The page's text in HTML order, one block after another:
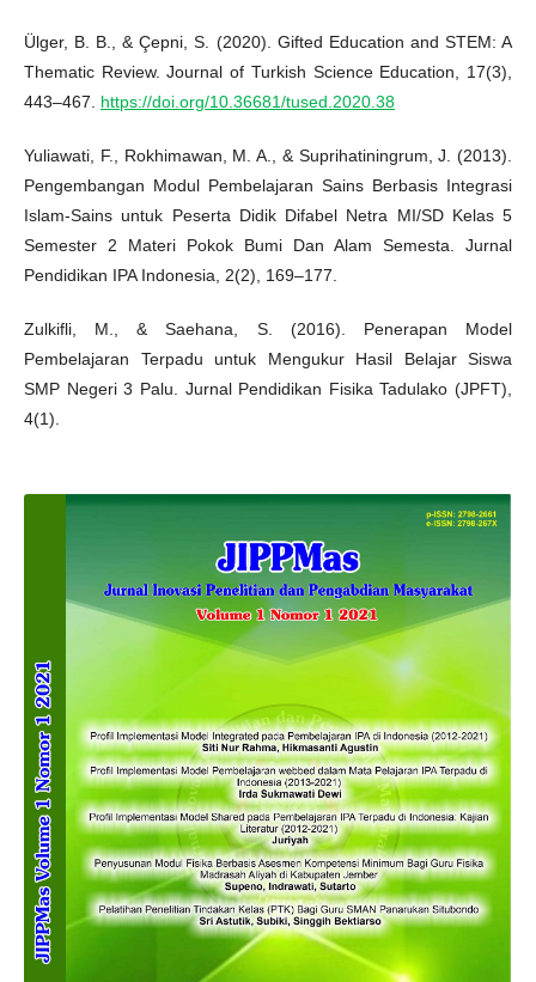
Ülger, B. B., & Çepni, S. (2020). Gifted Education and STEM: A
Thematic Review. Journal of Turkish Science Education, 17(3),
443–467. https://doi.org/10.36681/tused.2020.38
Yuliawati, F., Rokhimawan, M. A., & Suprihatiningrum, J. (2013).
Pengembangan Modul Pembelajaran Sains Berbasis Integrasi
Islam-Sains untuk Peserta Didik Difabel Netra MI/SD Kelas 5
Semester 2 Materi Pokok Bumi Dan Alam Semesta. Jurnal
Pendidikan IPA Indonesia, 2(2), 169–177.
Zulkifli, M., & Saehana, S. (2016). Penerapan Model
Pembelajaran Terpadu untuk Mengukur Hasil Belajar Siswa
SMP Negeri 3 Palu. Jurnal Pendidikan Fisika Tadulako (JPFT),
4(1).